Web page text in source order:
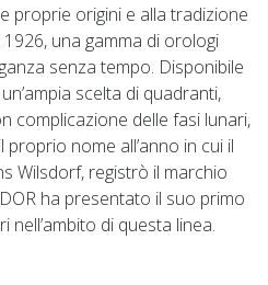
proprie origini e alla tradizione
una gamma di orologi
senza tempo. Disponibile
scelta di quadranti,
complicazione delle fasi lunari,
nome all’anno in cui il
Wilsdorf, registrò il marchio
ha presentato il suo primo
di questa linea.